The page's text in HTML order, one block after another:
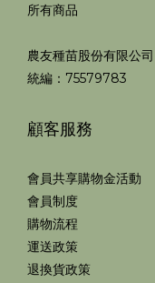
所有商品
農友種苗股份有限公司
統編：75579783
顧客服務
會員共享購物金活動
會員制度
購物流程
運送政策
退換貨政策